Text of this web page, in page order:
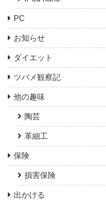
PC
お知らせ
ダイエット
ツバメ観察記
他の趣味
陶芸
革細工
保険
損害保険
出かける